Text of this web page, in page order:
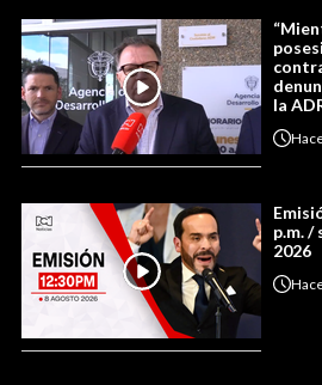
la
p.m. /
2026